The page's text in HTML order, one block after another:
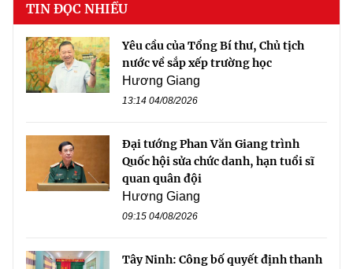
TIN ĐỌC NHIỀU
Yêu cầu của Tổng Bí thư, Chủ tịch
nước về sắp xếp trường học
Hương Giang
13:14 04/08/2026
Đại tướng Phan Văn Giang trình
Quốc hội sửa chức danh, hạn tuổi sĩ
quan quân đội
Hương Giang
09:15 04/08/2026
Tây Ninh: Công bố quyết định thanh